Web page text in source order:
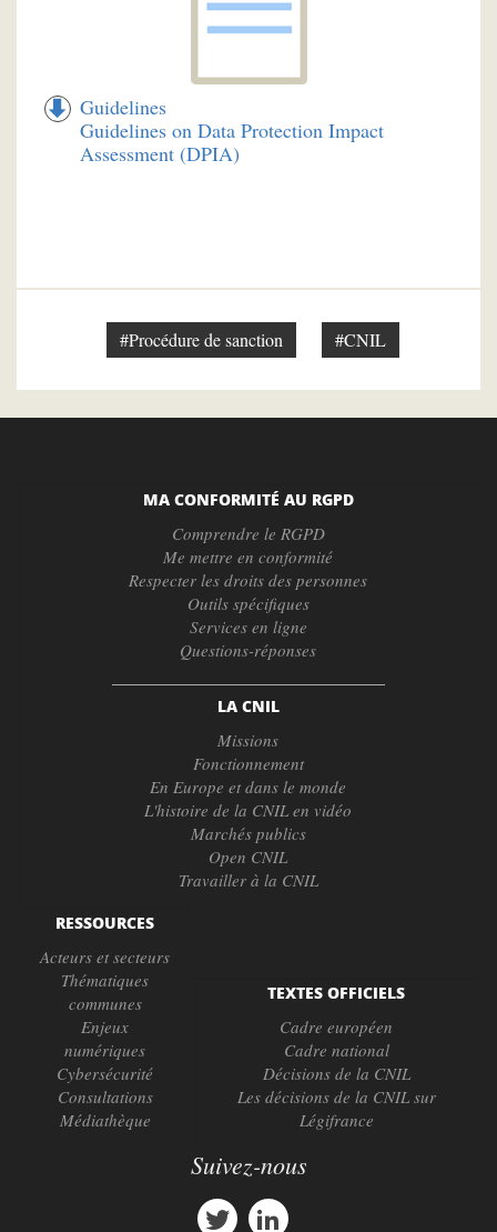
Guidelines
Guidelines on Data Protection Impact
Assessment (DPIA)
#Procédure de sanction #CNIL
MA CONFORMITÉ AU RGPD
Comprendre le RGPD
Me mettre en conformité
Respecter les droits des personnes
Outils spécifiques
Services en ligne
Questions-réponses
LA CNIL
Missions
Fonctionnement
En Europe et dans le monde
L'histoire de la CNIL en vidéo
Marchés publics
Open CNIL
Travailler à la CNIL
RESSOURCES
Acteurs et secteurs
Thématiques
communes
Enjeux
numériques
Cybersécurité
Consultations
Médiathèque
TEXTES OFFICIELS
Cadre européen
Cadre national
Décisions de la CNIL
Les décisions de la CNIL sur
Légifrance
Suivez-nous